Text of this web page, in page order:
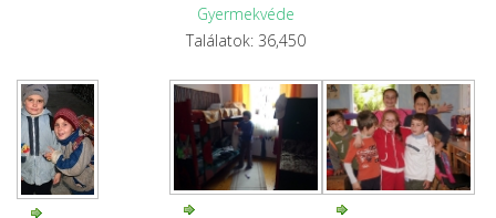
Gyermekvéde
Találatok: 36,450